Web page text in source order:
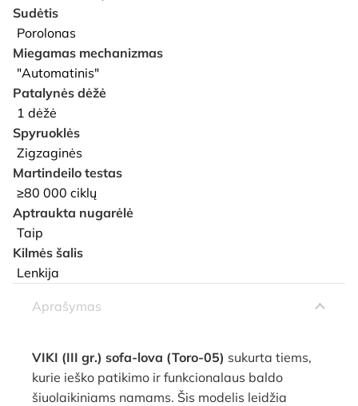
Sudėtis
Porolonas
Miegamas mechanizmas
"Automatinis"
Patalynės dėžė
1 dėžė
Spyruoklės
Zigzaginės
Martindeilo testas
≥80 000 ciklų
Aptraukta nugarėlė
Taip
Kilmės šalis
Lenkija
Aprašymas
VIKI (III gr.) sofa-lova (Toro-05) sukurta tiems,
kurie ieško patikimo ir funkcionalaus baldo
šiuolaikiniams namams. Šis modelis leidžia